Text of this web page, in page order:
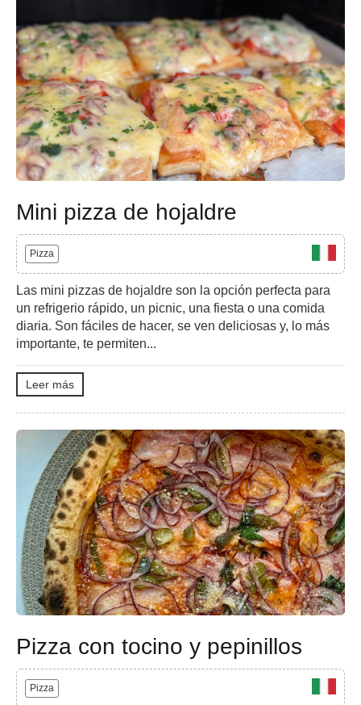
Mini pizza de hojaldre
Pizza
Las mini pizzas de hojaldre son la opción perfecta para
un refrigerio rápido, un picnic, una fiesta o una comida
diaria. Son fáciles de hacer, se ven deliciosas y, lo más
importante, te permiten...
Leer más
Pizza con tocino y pepinillos
Pizza